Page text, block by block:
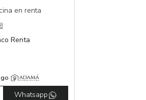
en renta
Renta
Whatsapp